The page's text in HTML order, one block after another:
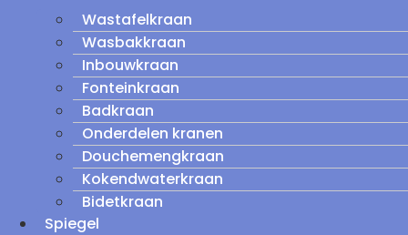
Wastafelkraan
Wasbakkraan
Inbouwkraan
Fonteinkraan
Badkraan
Onderdelen kranen
Douchemengkraan
Kokendwaterkraan
Bidetkraan
Spiegel